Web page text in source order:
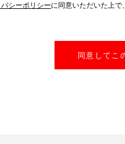
シーポリシーに同意いただいた上で
同意してこ